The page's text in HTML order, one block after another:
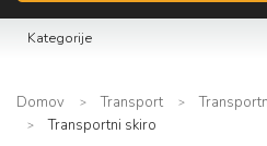
Kategorije
Domov Transport
Transportni skiro